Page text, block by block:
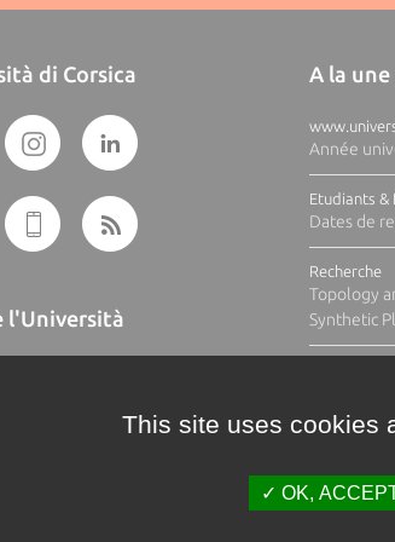
di Corsica
l'Università
A la
Année
Etudiants
Dates de
Recherche
Topology
Synthetic
This site uses cookies
OK,